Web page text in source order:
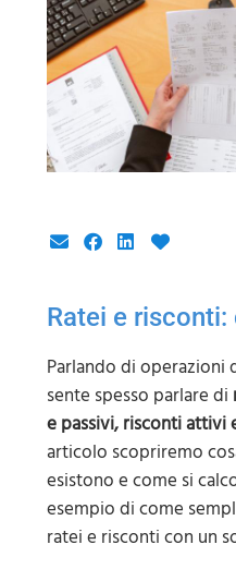
Ratei e risconti:
Parlando di operazioni
sente spesso parlare di
e passivi, risconti attivi
articolo scopriremo
esistono e come si
esempio di come
ratei e risconti con un